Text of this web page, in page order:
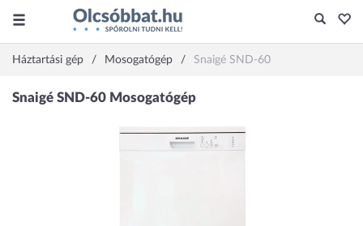
Háztartási gép Mosogatógép Snaigé SND-60